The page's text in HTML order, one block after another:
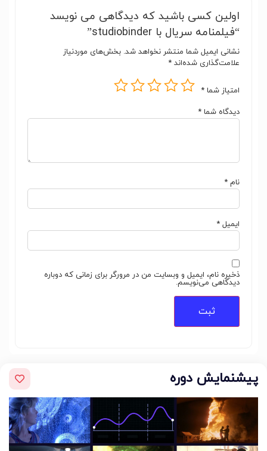
اولین کسی باشید که دیدگاهی می نویسد
“فیلمنامه سریال با studiobinder”
نشانی ایمیل شما منتشر نخواهد شد. بخش‌های موردنیاز
علامت‌گذاری شده‌اند *
امتیاز شما *
دیدگاه شما *
نام *
ایمیل *
ذخیره نام، ایمیل و وبسایت من در مرورگر برای زمانی که دوباره
دیدگاهی می‌نویسم.
پیشنمایش دوره